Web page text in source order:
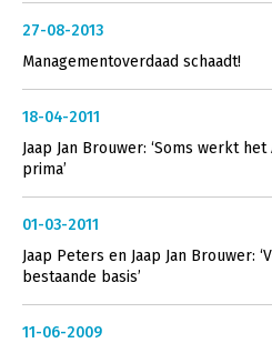
27-08-2013
Managementoverdaad schaadt!
18-04-2011
Jaap Jan Brouwer: ‘Soms werkt
prima’
01-03-2011
Jaap Peters en Jaap Jan Brouwer:
bestaande basis’
11-06-2009